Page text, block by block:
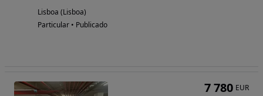
Lisboa (Lisboa)
Particular • Publicado
7 780 EUR